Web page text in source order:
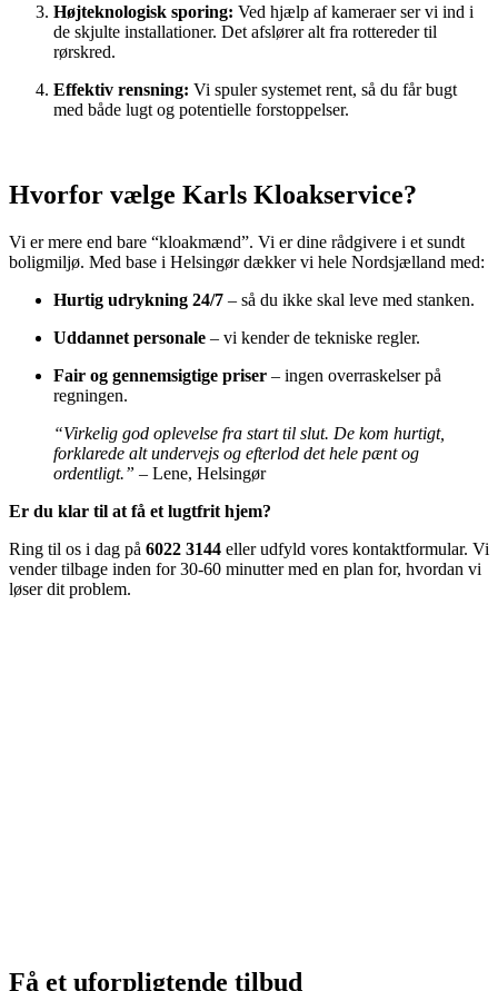
Højteknologisk sporing: Ved hjælp af kameraer ser vi ind i
de skjulte installationer. Det afslører alt fra rottereder til
rørskred.
Effektiv rensning: Vi spuler systemet rent, så du får bugt
med både lugt og potentielle forstoppelser.
Hvorfor vælge Karls Kloakservice?
Vi er mere end bare “kloakmænd”. Vi er dine rådgivere i et sundt
boligmiljø. Med base i Helsingør dækker vi hele Nordsjælland med:
Hurtig udrykning 24/7 – så du ikke skal leve med stanken.
Uddannet personale – vi kender de tekniske regler.
Fair og gennemsigtige priser – ingen overraskelser på
regningen.
“Virkelig god oplevelse fra start til slut. De kom hurtigt,
forklarede alt undervejs og efterlod det hele pænt og
ordentligt.” – Lene, Helsingør
Er du klar til at få et lugtfrit hjem?
Ring til os i dag på 6022 3144 eller udfyld vores kontaktformular. Vi
vender tilbage inden for 30-60 minutter med en plan for, hvordan vi
løser dit problem.
Få et uforpligtende tilbud